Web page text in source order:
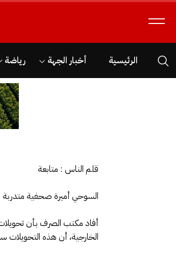
الرئيسية أخبار الجهة رياضة
قلم الناس : متابعة
السوحي أميرة صحفية متدربة
الخارجية، أن هذه التحويلات سجلت انخفاضا نسبته